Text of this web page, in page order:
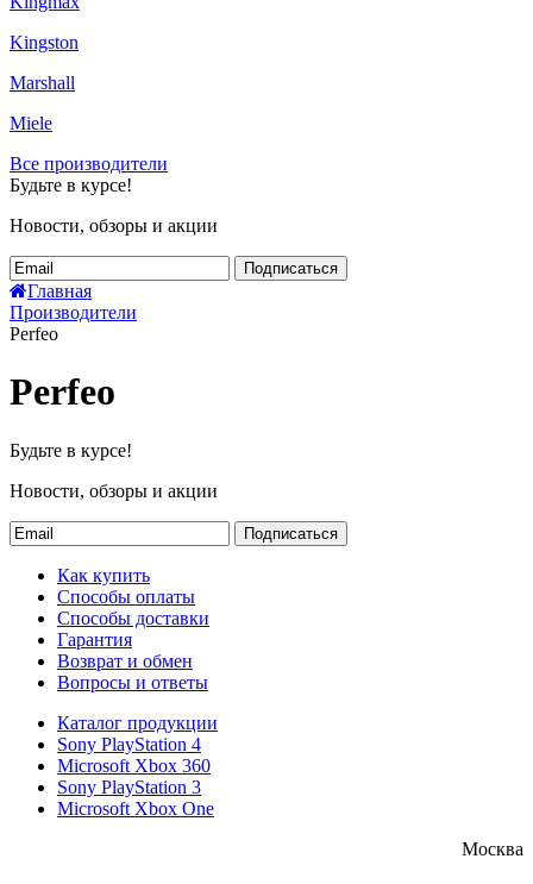
Kingston
Marshall
Miele
Все производители
Будьте в курсе!
Новости, обзоры и акции
Подписаться
Главная
Производители
Perfeo
Perfeo
Будьте в курсе!
Новости, обзоры и акции
Подписаться
Как купить
Способы оплаты
Способы доставки
Гарантия
Возврат и обмен
Вопросы и ответы
Каталог продукции
Sony PlayStation 4
Microsoft Xbox 360
Sony PlayStation 3
Microsoft Xbox One
Москва